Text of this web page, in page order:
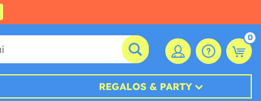
0
REGALOS & PARTY